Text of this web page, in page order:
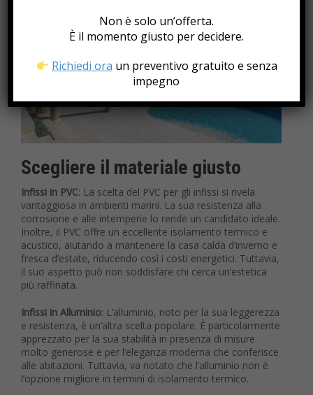
Scegliere il materiale giusto
Infissi in PVC: La scelta del PVC per gli infissi si rivela
vantaggiosa in ambienti marini. La sua resistenza alla
corrosione e alle intemperie lo rende un candidato ideale.
Inoltre, il PVC offre un eccellente isolamento termico e
acustico, aiutando a mantenere la casa calda d’inverno e
fresca d’estate, riducendo così i costi energetici. Tuttavia,
il suo aspetto può non soddisfare chi cerca un’estetica
più raffinata.
Infissi in Alluminio: L’alluminio, noto per la sua leggerezza
e resistenza, è un’altra scelta popolare. È particolarmente
apprezzato per la sua stabilità in presenza di misure
molto generose e per l’eleganza moderna che conferisce
alle abitazioni. Tuttavia, va notato che l’alluminio non è
l’opzione migliore in termini di isolamento termico.
Non è solo un’offerta.
È il momento giusto per decidere.
Richiedi ora un preventivo gratuito e senza
impegno